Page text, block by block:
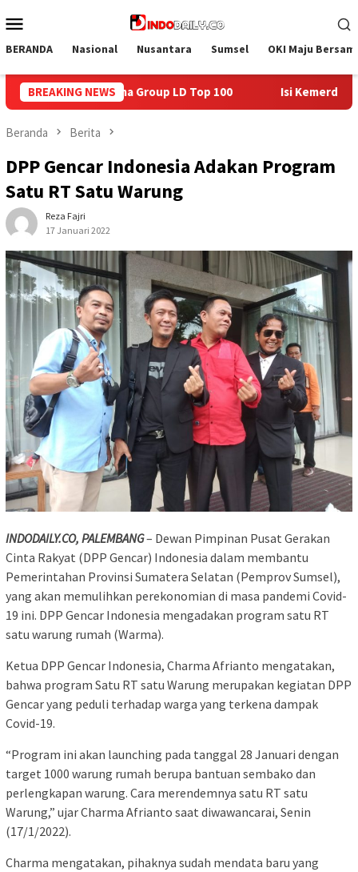
ke
Mobile
BERANDA Nasional Nusantara Sumsel OKI Maju
BREAKING NEWS
Isi Kemerdekaan dengan Kepedulian, Lapas Sekayu
Beranda Berita
DPP Gencar Indonesia Adakan Program
Satu RT Satu Warung
Reza Fajri
17 Januari 2022
INDODAILY.CO, PALEMBANG– Dewan Pimpinan Pusat Gerakan
Cinta Rakyat (DPP Gencar) Indonesia dalam membantu
Pemerintahan Provinsi Sumatera Selatan (Pemprov Sumsel),
yang akan memulihkan perekonomian di masa pandemi Covid-
19 ini. DPP Gencar Indonesia mengadakan program satu RT
satu warung rumah (Warma).
Ketua DPP Gencar Indonesia, Charma Afrianto mengatakan,
bahwa program Satu RT satu Warung merupakan kegiatan DPP
Gencar yang peduli terhadap warga yang terkena dampak
Covid-19.
“Program ini akan launching pada tanggal 28 Januari dengan
target 1000 warung rumah berupa bantuan sembako dan
perlengkapan warung. Cara merendemnya satu RT satu
Warung,” ujar Charma Afrianto saat diwawancarai, Senin
(17/1/2022).
Charma mengatakan, pihaknya sudah mendata baru yang